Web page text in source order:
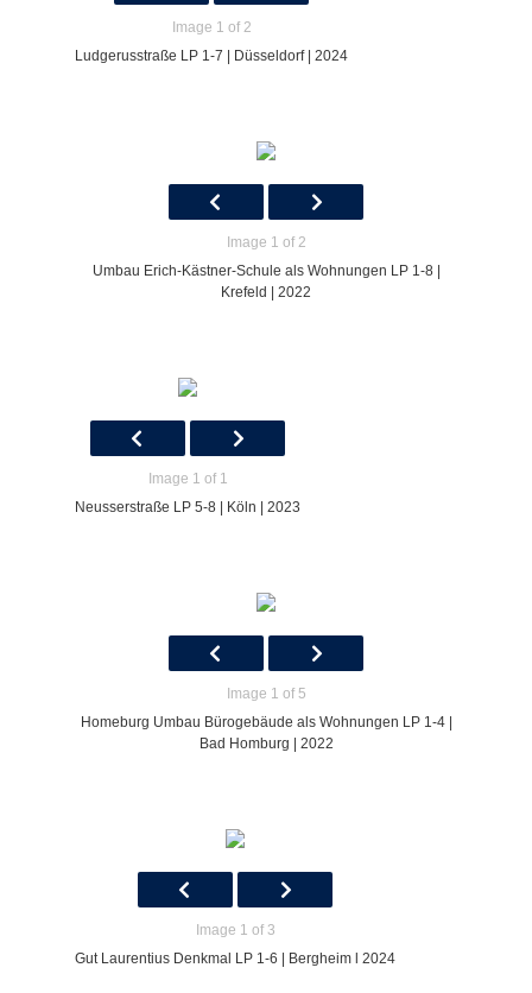
Image 1 of 2
Ludgerusstraße LP 1-7 | Düsseldorf | 2024
Image 1 of 2
Umbau Erich-Kästner-Schule als Wohnungen LP 1-8 |
Krefeld | 2022
Image 1 of 1
Neusserstraße LP 5-8 | Köln | 2023
Image 1 of 5
Homeburg Umbau Bürogebäude als Wohnungen LP 1-4 |
Bad Homburg | 2022
Image 1 of 3
Gut Laurentius Denkmal LP 1-6 | Bergheim l 2024